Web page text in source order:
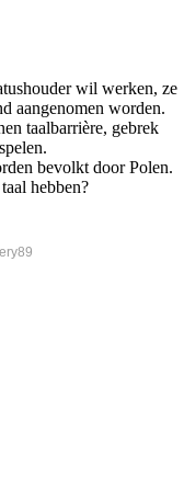
wil werken, ze
aangenomen worden.
taalbarrière, gebrek
bevolkt door Polen.
hebben?